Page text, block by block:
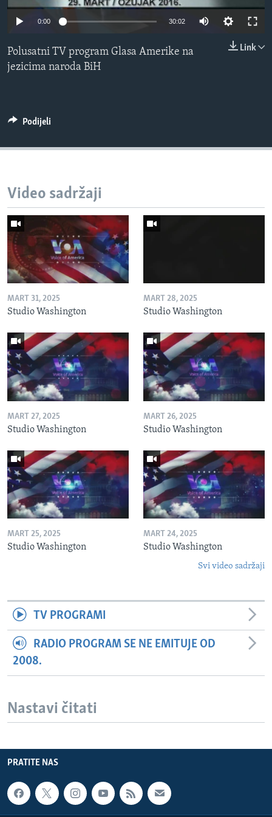
MAGAZIN
Learning English
0:00 30:02
Link
Polusatni TV program Glasa Amerike na
jezicima naroda BiH
Podijeli
Video sadržaji
MART 31, 2025
Studio Washington
MART 28, 2025
Studio Washington
MART 27, 2025
Studio Washington
MART 26, 2025
Studio Washington
MART 25, 2025
Studio Washington
MART 24, 2025
Studio Washington
Svi video sadržaji
TV PROGRAMI
RADIO PROGRAM SE NE EMITUJE OD
2008.
Nastavi čitati
PRATITE NAS